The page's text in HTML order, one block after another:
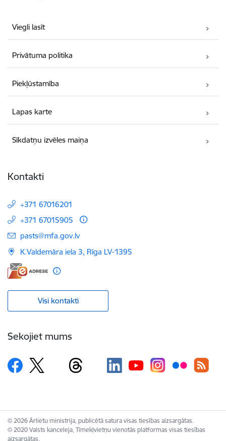
Viegli lasīt
Privātuma politika
Piekļūstamība
Lapas karte
Sīkdatņu izvēles maiņa
Kontakti
+371 67016201
+371 67015905
E-pasts:
pasts@mfa.gov.lv
K.Valdemāra iela 3, Rīga LV-1395
Visi kontakti
Sekojiet mums
© 2026 Ārlietu ministrija, publicētā satura visas tiesības aizsargātas.
© 2020 Valsts kanceleja, Tīmekļvietņu vienotās platformas visas tiesības
aizsargātas.